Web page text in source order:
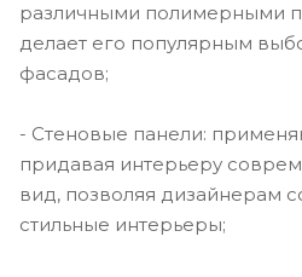
различными полимерными
делает его популярным
фасадов;
- Стеновые панели:
придавая интерьеру
вид, позволяя дизайнерам
стильные интерьеры;